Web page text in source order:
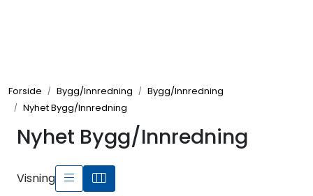
Forside Bygg/Innredning
Bygg/Innredning
Nyhet Bygg/Innredning
Nyhet Bygg/Innredning
Visning
Elektrisk
Bygg/Innredning
Komfort